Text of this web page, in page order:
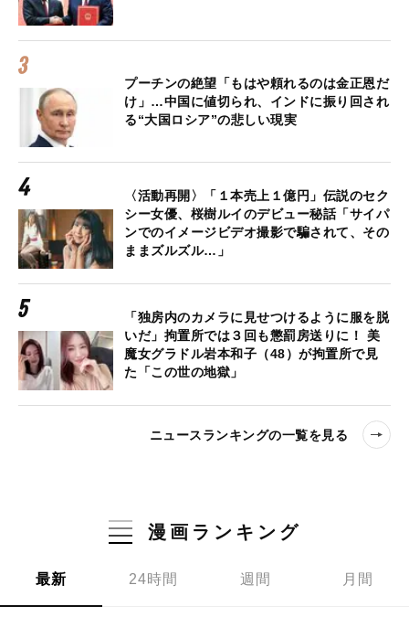
プーチンの絶望「もはや頼れるのは金正恩だ
け」…中国に値切られ、インドに振り回され
る“大国ロシア”の悲しい現実
〈活動再開〉「１本売上１億円」伝説のセク
シー女優、桜樹ルイのデビュー秘話「サイパ
ンでのイメージビデオ撮影で騙されて、その
ままズルズル…」
「独房内のカメラに見せつけるように服を脱
いだ」拘置所では３回も懲罰房送りに！ 美
魔女グラドル岩本和子（48）が拘置所で見
た「この世の地獄」
ニュースランキングの一覧を見る
漫画ランキング
最新 24時間 週間 月間